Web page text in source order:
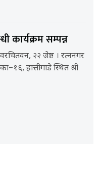
कार्यक्रम सम्पन्न
२२ जेष्ठ । रत्ननगर
हात्तीगाडे स्थित श्री